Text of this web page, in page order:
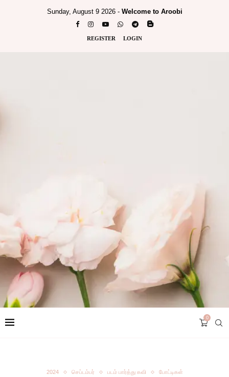
Sunday, August 9 2026 - Welcome to Aroobi
REGISTER LOGIN
0
2024 செப்டம்பர் படம் பார்த்து கவி போட்டிகள்